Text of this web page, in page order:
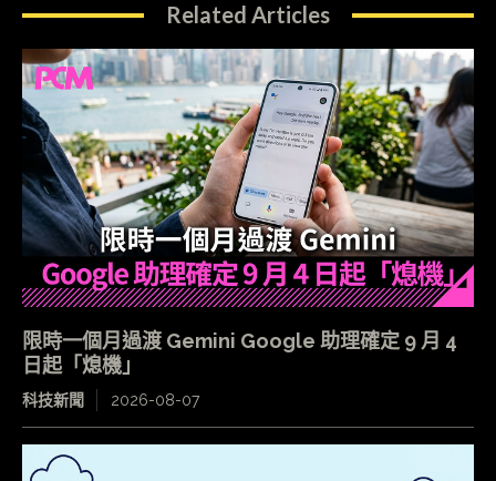
Related Articles
限時一個月過渡 Gemini Google 助理確定 9 月 4
日起「熄機」
科技新聞 2026-08-07